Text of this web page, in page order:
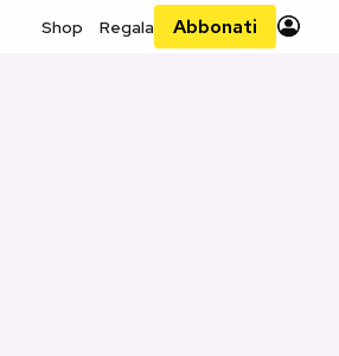
Shop Regala Abbonati